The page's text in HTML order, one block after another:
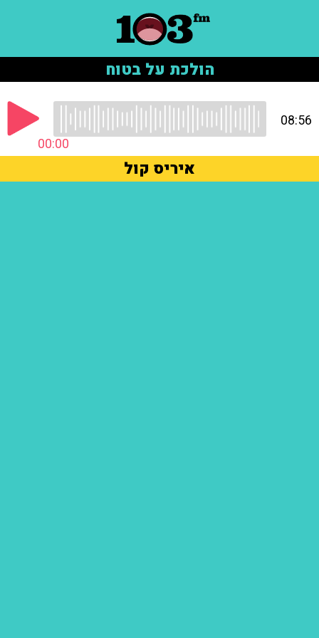
הולכת על בטוח
00:00
08:56
איריס קול